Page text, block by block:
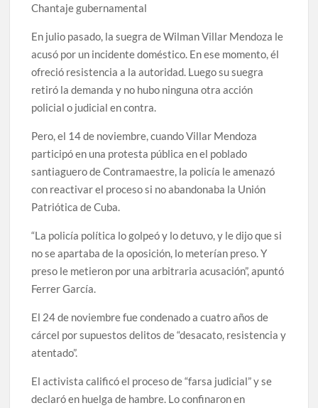
Chantaje gubernamental
En julio pasado, la suegra de Wilman Villar Mendoza le
acusó por un incidente doméstico. En ese momento, él
ofreció resistencia a la autoridad. Luego su suegra
retiró la demanda y no hubo ninguna otra acción
policial o judicial en contra.
Pero, el 14 de noviembre, cuando Villar Mendoza
participó en una protesta pública en el poblado
santiaguero de Contramaestre, la policía le amenazó
con reactivar el proceso si no abandonaba la Unión
Patriótica de Cuba.
“La policía política lo golpeó y lo detuvo, y le dijo que si
no se apartaba de la oposición, lo meterían preso. Y
preso le metieron por una arbitraria acusación”, apuntó
Ferrer García.
El 24 de noviembre fue condenado a cuatro años de
cárcel por supuestos delitos de “desacato, resistencia y
atentado”.
El activista calificó el proceso de “farsa judicial” y se
declaró en huelga de hambre. Lo confinaron en